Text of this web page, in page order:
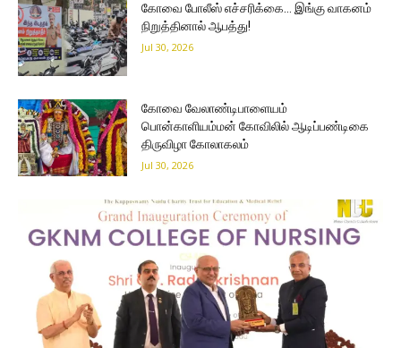
கோவை போலீஸ் எச்சரிக்கை… இங்கு வாகனம்
நிறுத்தினால் ஆபத்து!
Jul 30, 2026
கோவை வேலாண்டிபாளையம்
பொன்காளியம்மன் கோவிலில் ஆடிப்பண்டிகை
திருவிழா கோலாகலம்
Jul 30, 2026